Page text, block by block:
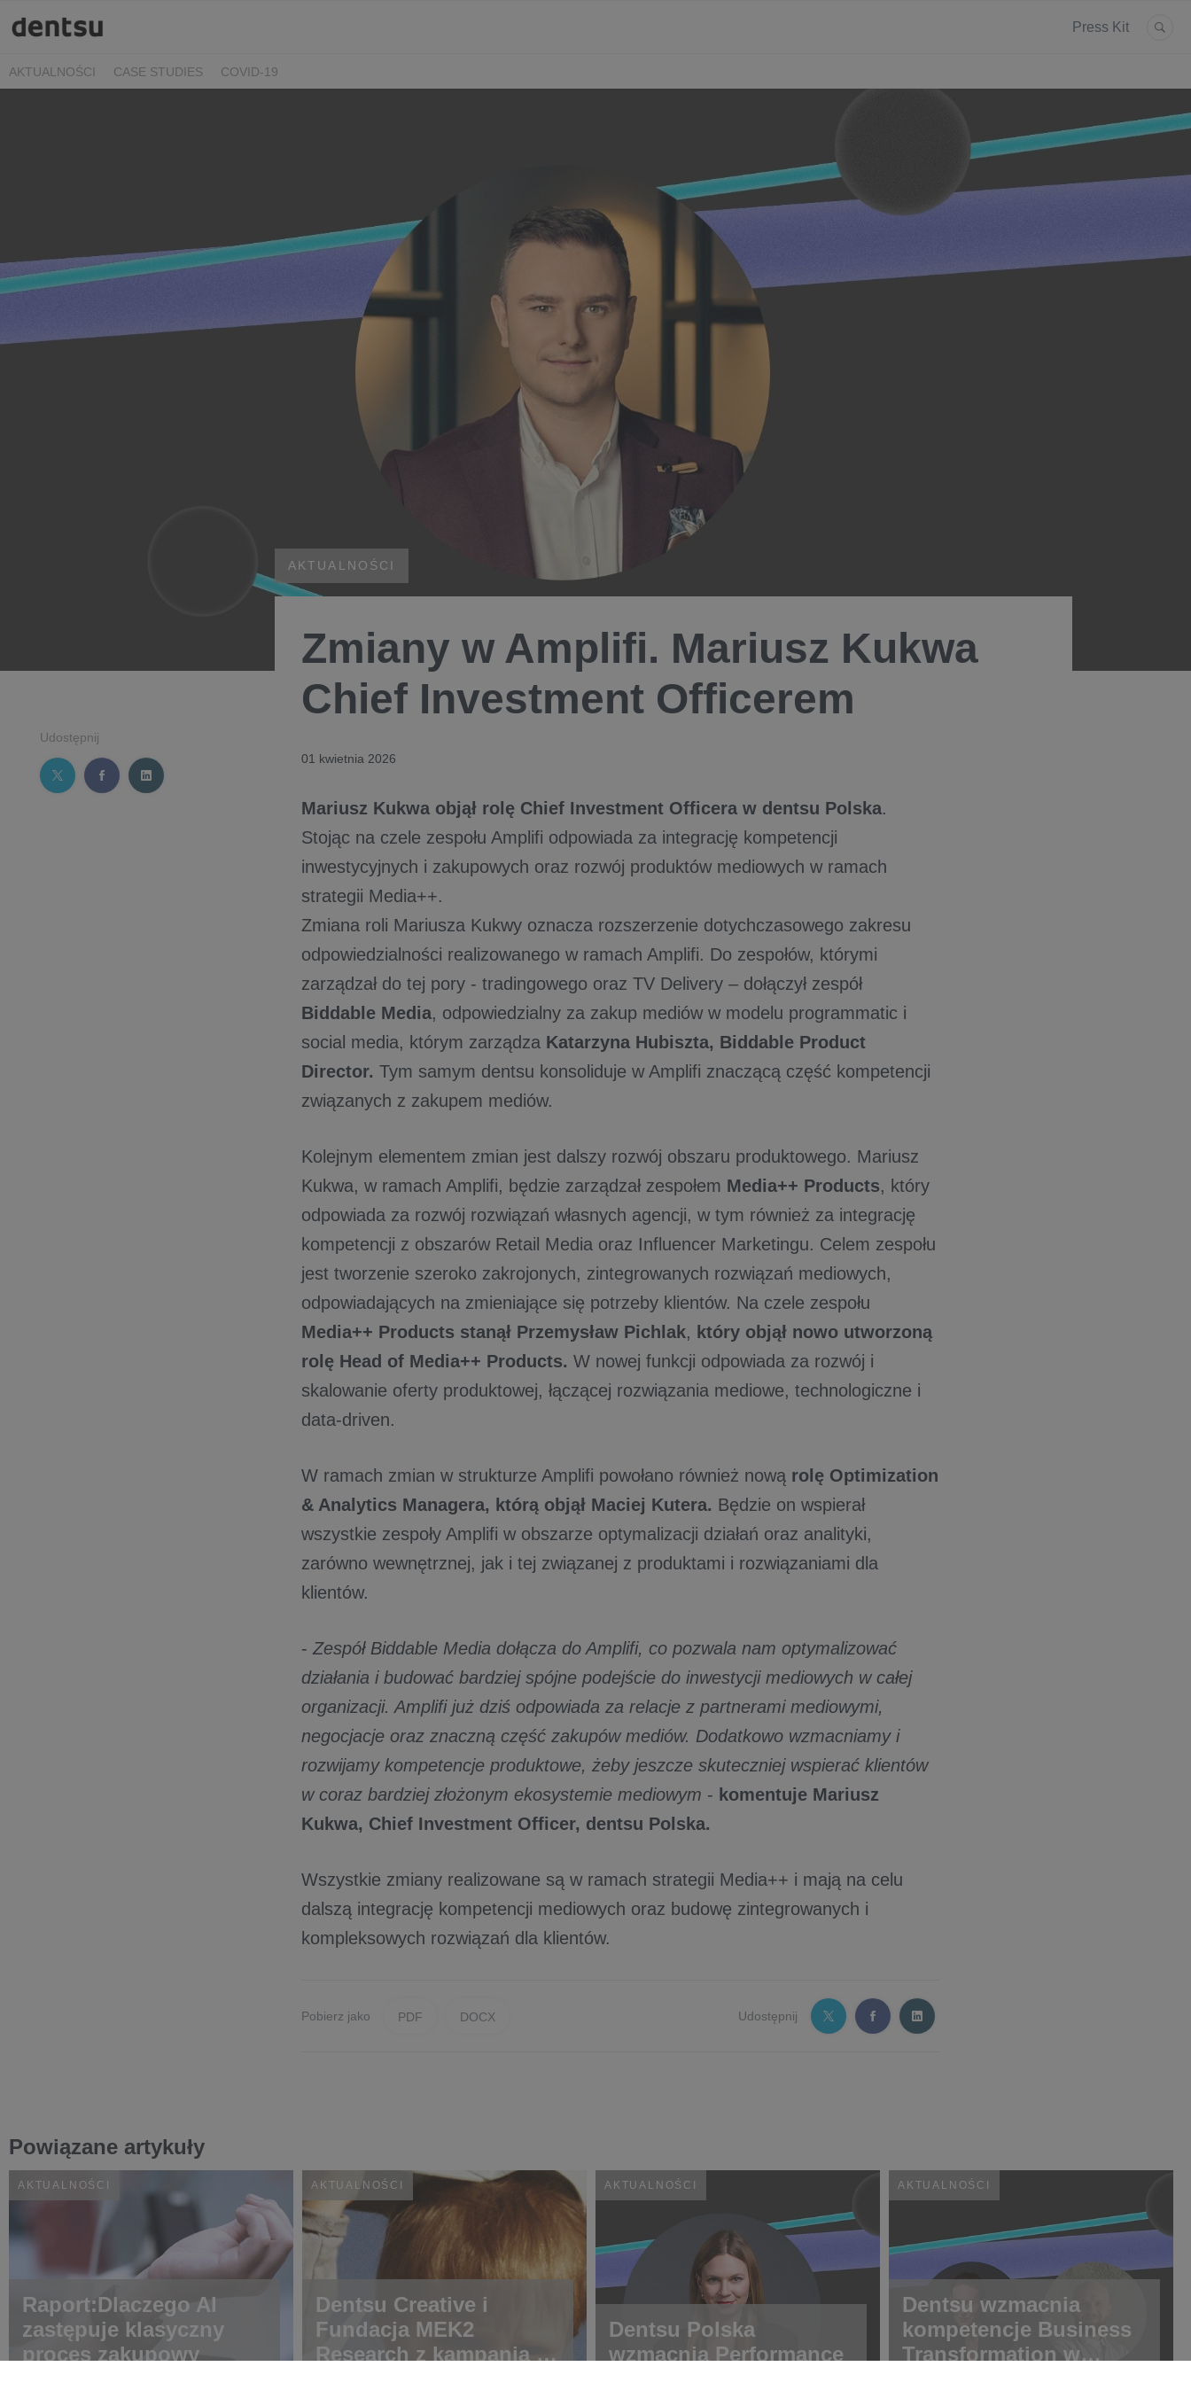
Press Kit
AKTUALNOŚCI CASE STUDIES COVID-19
Udostępnij
AKTUALNOŚCI
Zmiany w Amplifi. Mariusz Kukwa
Chief Investment Officerem
01 kwietnia 2026
Mariusz Kukwa objął rolę Chief Investment Officera w dentsu Polska.
Stojąc na czele zespołu Amplifi odpowiada za integrację kompetencji
inwestycyjnych i zakupowych oraz rozwój produktów mediowych w ramach
strategii Media++.
Zmiana roli Mariusza Kukwy oznacza rozszerzenie dotychczasowego zakresu
odpowiedzialności realizowanego w ramach Amplifi. Do zespołów, którymi
zarządzał do tej pory - tradingowego oraz TV Delivery – dołączył zespół
Biddable Media, odpowiedzialny za zakup mediów w modelu programmatic i
social media, którym zarządza Katarzyna Hubiszta, Biddable Product
Director. Tym samym dentsu konsoliduje w Amplifi znaczącą część kompetencji
związanych z zakupem mediów.
Kolejnym elementem zmian jest dalszy rozwój obszaru produktowego. Mariusz
Kukwa, w ramach Amplifi, będzie zarządzał zespołem Media++ Products, który
odpowiada za rozwój rozwiązań własnych agencji, w tym również za integrację
kompetencji z obszarów Retail Media oraz Influencer Marketingu. Celem zespołu
jest tworzenie szeroko zakrojonych, zintegrowanych rozwiązań mediowych,
odpowiadających na zmieniające się potrzeby klientów. Na czele zespołu
Media++ Products stanął Przemysław Pichlak, który objął nowo utworzoną
rolę Head of Media++ Products. W nowej funkcji odpowiada za rozwój i
skalowanie oferty produktowej, łączącej rozwiązania mediowe, technologiczne i
data-driven.
W ramach zmian w strukturze Amplifi powołano również nową rolę Optimization
& Analytics Managera, którą objął Maciej Kutera. Będzie on wspierał
wszystkie zespoły Amplifi w obszarze optymalizacji działań oraz analityki,
zarówno wewnętrznej, jak i tej związanej z produktami i rozwiązaniami dla
klientów.
- Zespół Biddable Media dołącza do Amplifi, co pozwala nam optymalizować
działania i budować bardziej spójne podejście do inwestycji mediowych w całej
organizacji. Amplifi już dziś odpowiada za relacje z partnerami mediowymi,
negocjacje oraz znaczną część zakupów mediów. Dodatkowo wzmacniamy i
rozwijamy kompetencje produktowe, żeby jeszcze skuteczniej wspierać klientów
w coraz bardziej złożonym ekosystemie mediowym - komentuje Mariusz
Kukwa, Chief Investment Officer, dentsu Polska.
Wszystkie zmiany realizowane są w ramach strategii Media++ i mają na celu
dalszą integrację kompetencji mediowych oraz budowę zintegrowanych i
kompleksowych rozwiązań dla klientów.
Pobierz jako PDF DOCX Udostępnij
Powiązane artykuły
AKTUALNOŚCI
Raport:Dlaczego AI
zastępuje klasyczny
proces zakupowy
AKTUALNOŚCI
Dentsu Creative i
Fundacja MEK2
Research z kampanią o
AKTUALNOŚCI
Dentsu Polska
wzmacnia Performance
AKTUALNOŚCI
Dentsu wzmacnia
kompetencje Business
Transformation w